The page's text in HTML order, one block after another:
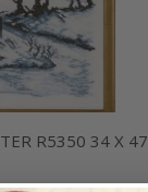
R5350 34 X 47